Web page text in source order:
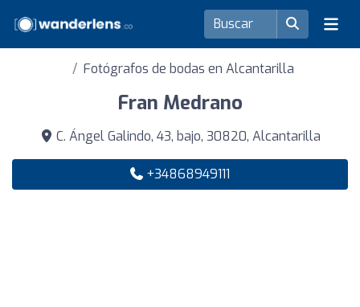
Fotógrafos de bodas en Alcantarilla
Fran Medrano
C. Ángel Galindo, 43, bajo, 30820, Alcantarilla
+34868949111